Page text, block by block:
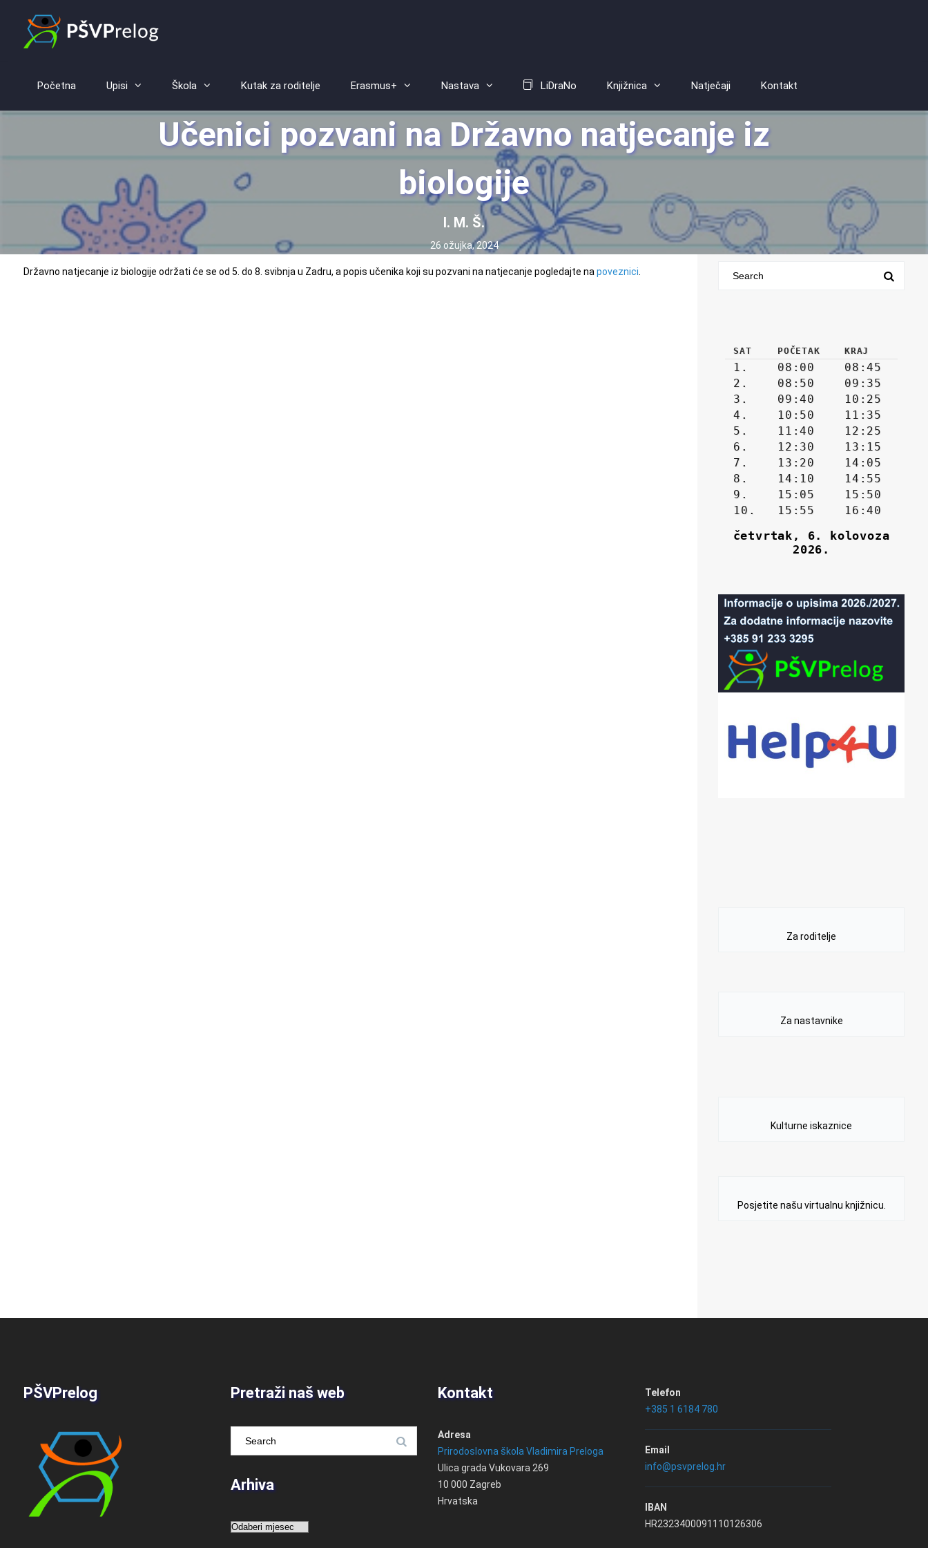
Početna Upisi Škola Kutak za roditelje Erasmus+ Nastava LiDraNo Knjižnica Natječaji Kontakt
Učenici pozvani na Državno natjecanje iz
biologije
I. M. Š.
26 ožujka, 2024
Državno natjecanje iz biologije održati će se od 5. do 8. svibnja u Zadru, a popis učenika koji su pozvani na natjecanje pogledajte na poveznici
Za roditelje
Za nastavnike
Kulturne iskaznice
Posjetite našu virtualnu knjižnicu.
PŠVPrelog Pretraži naš web
Arhiva
Arhiva
Kontakt
Adresa
Prirodoslovna škola Vladimira Preloga
Ulica grada Vukovara 269
10 000 Zagreb
Hrvatska
Telefon
+385 1 6184 780
Email
info@psvprelog.hr
IBAN
HR2323400091110126306